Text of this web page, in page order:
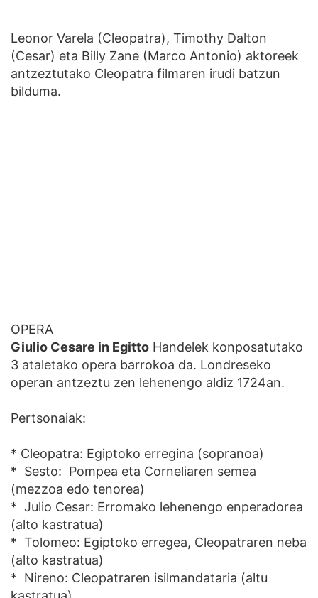
Leonor Varela (Cleopatra), Timothy Dalton
(Cesar) eta Billy Zane (Marco Antonio) aktoreek
antzeztutako Cleopatra filmaren irudi batzun
bilduma.
OPERA
Giulio Cesare in Egitto Handelek konposatutako
3 ataletako opera barrokoa da. Londreseko
operan antzeztu zen lehenengo aldiz 1724an.
Pertsonaiak:
* Cleopatra: Egiptoko erregina (sopranoa)
* Sesto: Pompea eta Corneliaren semea
(mezzoa edo tenorea)
* Julio Cesar: Erromako lehenengo enperadorea
(alto kastratua)
* Tolomeo: Egiptoko erregea, Cleopatraren neba
(alto kastratua)
* Nireno: Cleopatraren isilmandataria (altu